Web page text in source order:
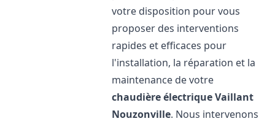
votre disposition pour vous
proposer des interventions
rapides et efficaces pour
l'installation, la réparation et la
maintenance de votre
chaudière électrique Vaillant
Nouzonville. Nous intervenons